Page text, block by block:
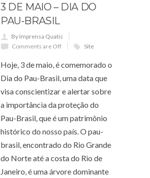
3 DE MAIO – DIA DO
PAU-BRASIL
By Imprensa Quatis
Comments are Off
Site
Hoje, 3 de maio, é comemorado o
Dia do Pau-Brasil, uma data que
visa conscientizar e alertar sobre
a importância da proteção do
Pau-Brasil, que é um patrimônio
histórico do nosso país. O pau-
brasil, encontrado do Rio Grande
do Norte até a costa do Rio de
Janeiro, é uma árvore dominante